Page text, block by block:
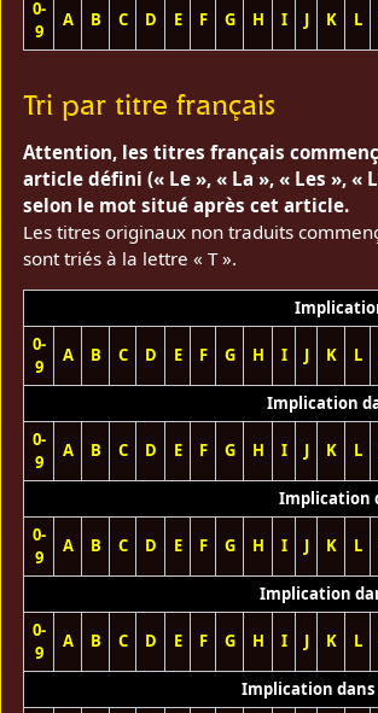
0-
9
A B C D E F G H I J K L
Tri par titre français
Attention, les titres français
article défini (« Le », « La », « Les », «
selon le mot situé après cet article.
Les titres originaux non traduits
sont triés à la lettre « T ».
0-
9
A B C D E F G H I J K L
Implication
0-
9
A B C D E F G H I J K L
Implication
0-
9
A B C D E F G H I J K L
Implication
0-
9
A B C D E F G H I J K L
Implication dans